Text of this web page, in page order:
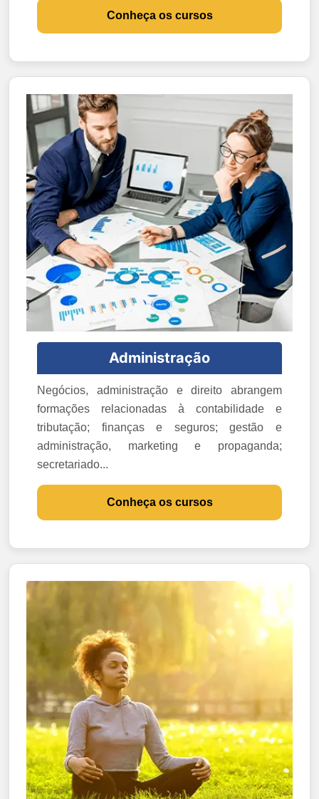
Conheça os cursos
Administração
Negócios, administração e direito abrangem
formações relacionadas à contabilidade e
tributação; finanças e seguros; gestão e
administração, marketing e propaganda;
secretariado...
Conheça os cursos